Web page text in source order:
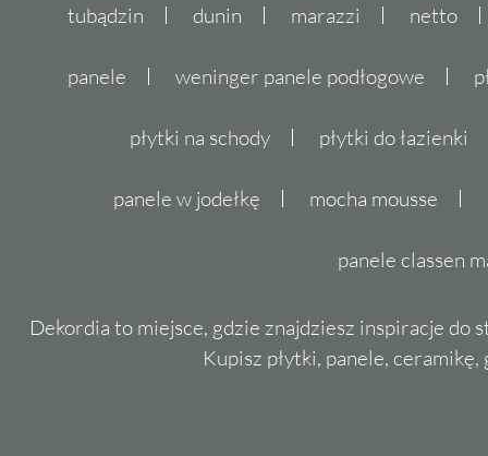
tubądzin dunin marazzi netto
panele weninger panele podłogowe
płytki na schody płytki do łazienki
panele w jodełkę mocha mousse
panele classen
Dekordia to miejsce, gdzie znajdziesz inspiracje do
Kupisz płytki, panele,